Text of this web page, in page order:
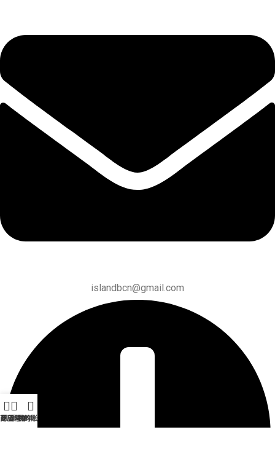
islandbcn@gmail.com
商店
愿望清单
购物车
我的账户